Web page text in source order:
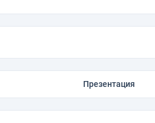
Презентация